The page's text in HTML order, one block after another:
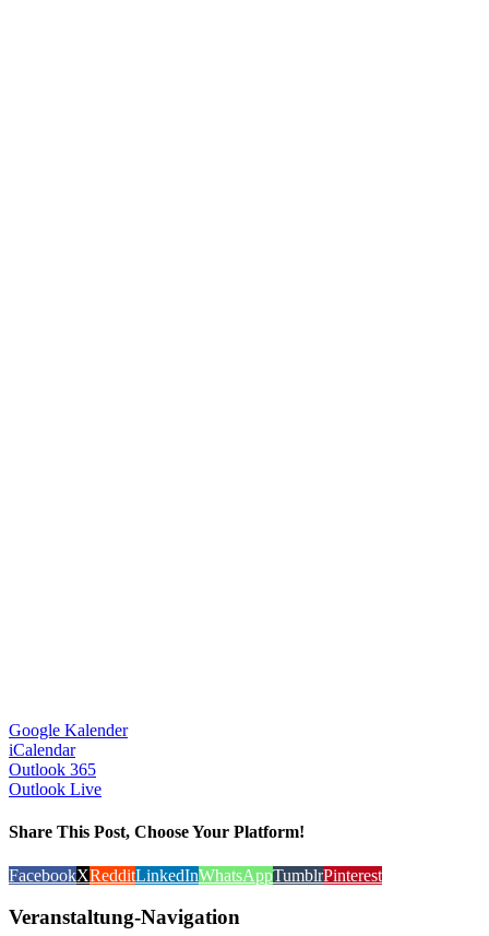
Google Kalender
iCalendar
Outlook 365
Outlook Live
Share This Post, Choose Your Platform!
FacebookXRedditLinkedInWhatsAppTumblrPinterest
Veranstaltung-Navigation